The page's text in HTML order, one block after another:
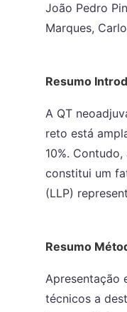
João Pedro
Marques,
Resumo
A QT
reto está
10%.
constitui um
(LLP)
Resumo
Apresentação
técnicos a